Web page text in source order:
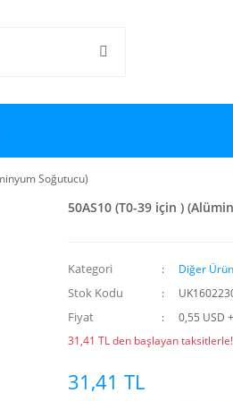
Soğutucu)
50AS10 (T0-39 için )
Kategori Diğer
Stok Kodu
Fiyat
0,55 USD
31,41 TL den başlayan
31,41 TL